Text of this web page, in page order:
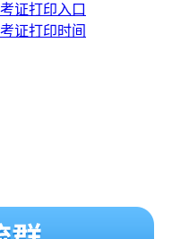
证打印入口
证打印时间